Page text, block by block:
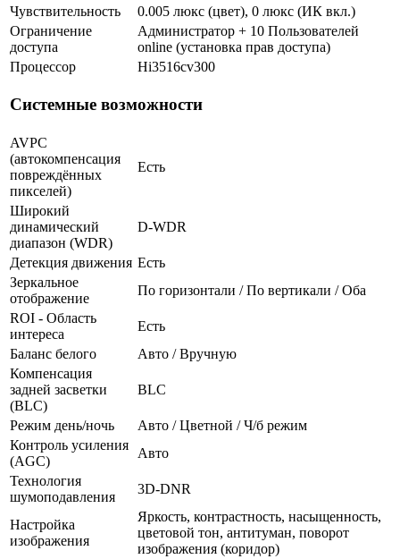
Чувствительность
0.005 люкс (цвет), 0 люкс (ИК вкл.)
Ограничение
доступа
Администратор + 10 Пользователей
online (установка прав доступа)
Процессор
Hi3516cv300
Системные возможности
AVPC
(автокомпенсация
повреждённых
пикселей)
Есть
Широкий
динамический
диапазон (WDR)
D-WDR
Детекция движения Есть
Зеркальное
отображение
По горизонтали / По вертикали / Оба
ROI - Область
интереса
Есть
Баланс белого
Авто / Вручную
Компенсация
задней засветки
(BLC)
BLC
Режим день/ночь
Авто / Цветной / Ч/б режим
Контроль усиления
(AGC)
Авто
Технология
шумоподавления
3D-DNR
Настройка
изображения
Яркость, контрастность, насыщенность,
цветовой тон, антитуман, поворот
изображения (коридор)